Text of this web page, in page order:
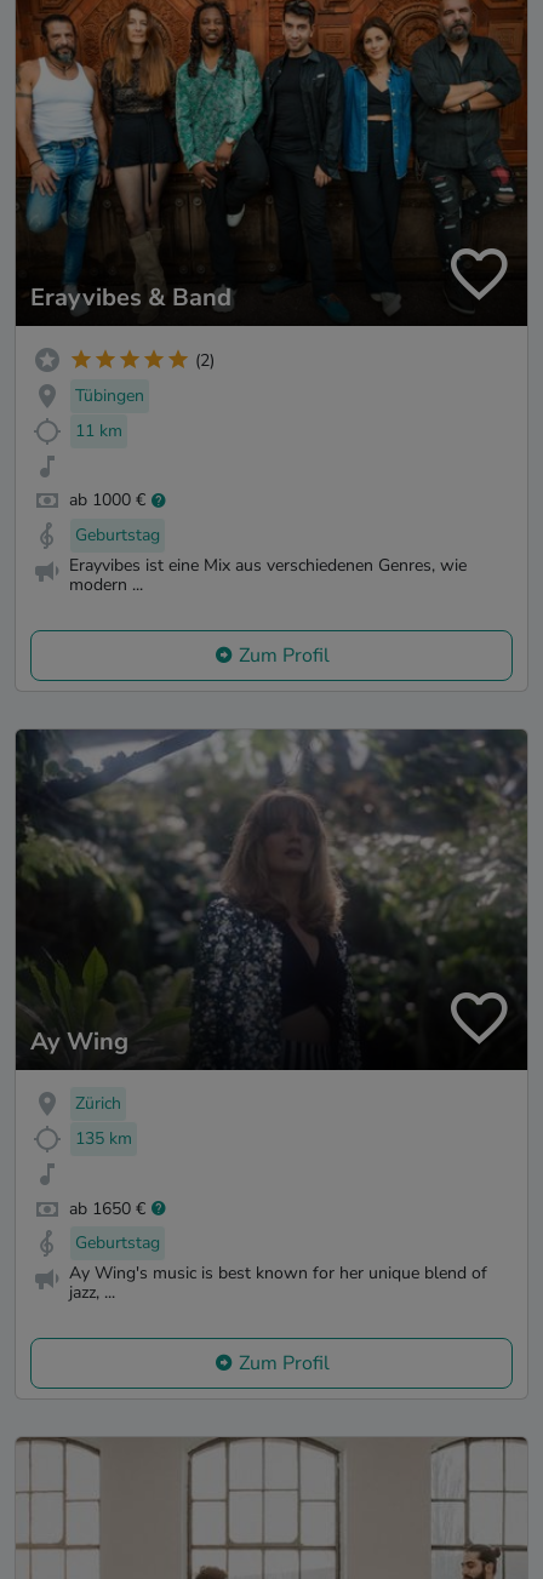
Erayvibes & Band
(2)
Tübingen
11 km
ab 1000 €
Geburtstag
Erayvibes ist eine Mix aus verschiedenen Genres, wie
modern ...
Zum Profil
Ay Wing
Zürich
135 km
ab 1650 €
Geburtstag
Ay Wing's music is best known for her unique blend of
jazz, ...
Zum Profil